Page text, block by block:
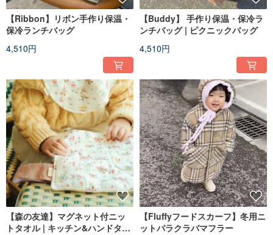
【Ribbon】リボン手作り保温・
保冷ランチバッグ
4,510円
【Buddy】 手作り保温・保冷ラ
ンチバッグ | ピクニックバッグ
4,510円
【森の友達】マグネット付ニッ
トタオル | キッチン&ハンドタオ
【Fluffyフードスカーフ】冬用ニ
ットバラクラバマフラー